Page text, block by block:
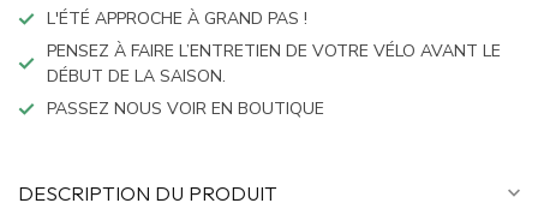
L'ÉTÉ APPROCHE À GRAND PAS !
PENSEZ À FAIRE L’ENTRETIEN DE VOTRE VÉLO AVANT LE
DÉBUT DE LA SAISON.
PASSEZ NOUS VOIR EN BOUTIQUE
DESCRIPTION DU PRODUIT